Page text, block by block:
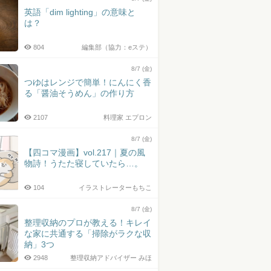
英語「dim lighting」の意味と
は？
編集部（協力：eステ）
804
8/7 (金)
つゆはレンジで簡単！にんにく香
る「醤油そうめん」の作り方
料理家 エプロン
2107
8/7 (金)
【四コマ漫画】vol.217｜夏の風
物詩！うたた寝していたら…。
イラストレーターもちこ
104
8/7 (金)
整理収納のプロが教える！キレイ
な家に共通する「掃除がラクな収
納」3つ
整理収納アドバイザー みほ
2948